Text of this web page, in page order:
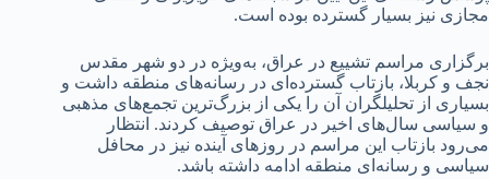
مجازی نیز بسیار گسترده بوده است.
برگزاری مراسم تشییع در عراق، به‌ویژه در دو شهر مقدس
نجف و کربلا، بازتاب گسترده‌ای در رسانه‌های منطقه داشت و
بسیاری از تحلیلگران آن را یکی از بزرگ‌ترین تجمع‌های مذهبی
و سیاسی سال‌های اخیر در عراق توصیف کردند. انتظار
می‌رود بازتاب این مراسم در روزهای آینده نیز در محافل
سیاسی و رسانه‌ای منطقه ادامه داشته باشد.